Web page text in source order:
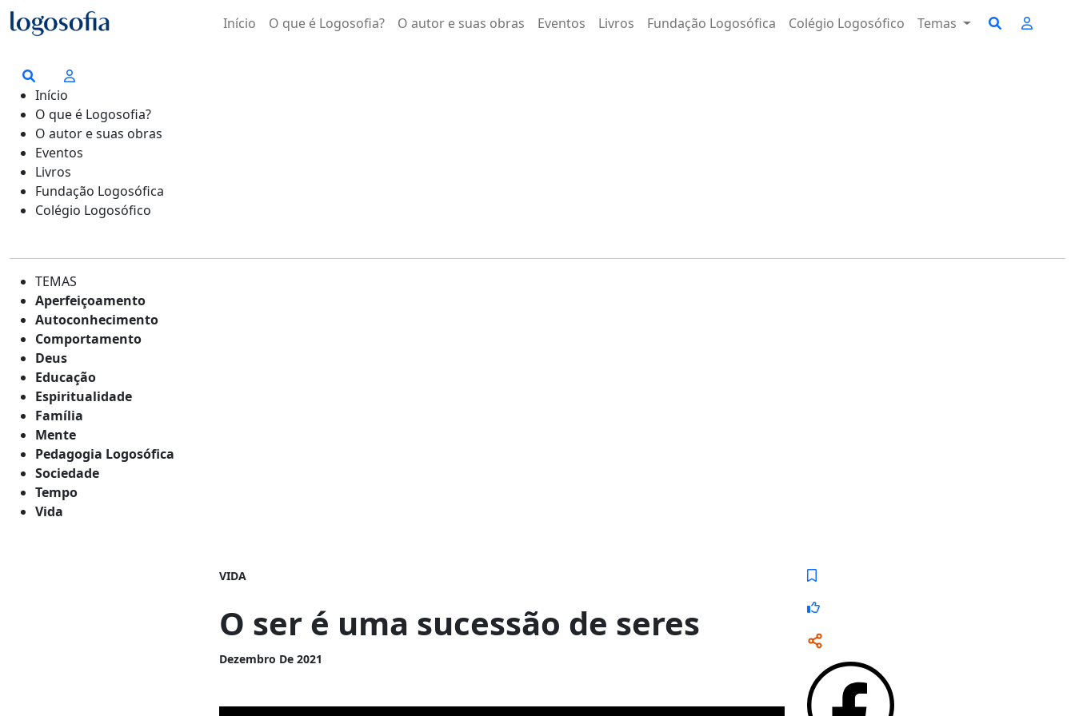
Início O que é Logosofia? O autor e suas obras Eventos Livros Fundação Logosófica Colégio Logosófico Temas
Início
O que é Logosofia?
O autor e suas obras
Eventos
Livros
Fundação Logosófica
Colégio Logosófico
TEMAS
Aperfeiçoamento
Autoconhecimento
Comportamento
Deus
Educação
Espiritualidade
Família
Mente
Pedagogia Logosófica
Sociedade
Tempo
Vida
VIDA
O ser é uma sucessão de seres
Dezembro De 2021